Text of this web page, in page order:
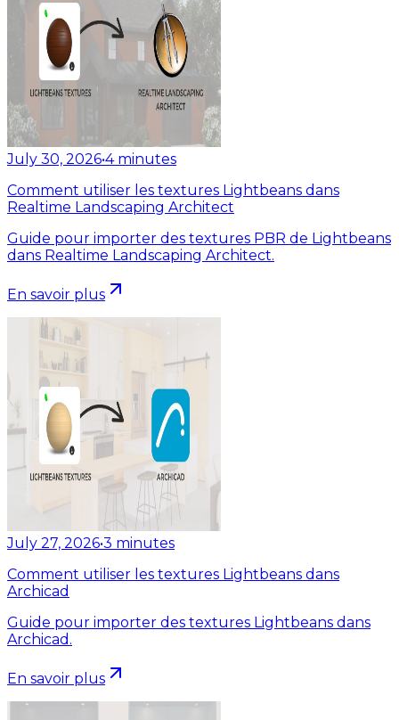
July 30, 2026•4 minutes
Comment utiliser les textures Lightbeans dans
Realtime Landscaping Architect
Guide pour importer des textures PBR de Lightbeans
dans Realtime Landscaping Architect.
En savoir plus
July 27, 2026•3 minutes
Comment utiliser les textures Lightbeans dans
Archicad
Guide pour importer des textures Lightbeans dans
Archicad.
En savoir plus